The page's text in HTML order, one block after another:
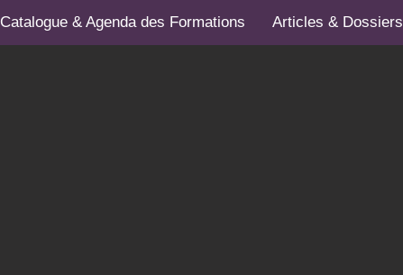
Catalogue & Agenda des Formations Articles & Dossiers